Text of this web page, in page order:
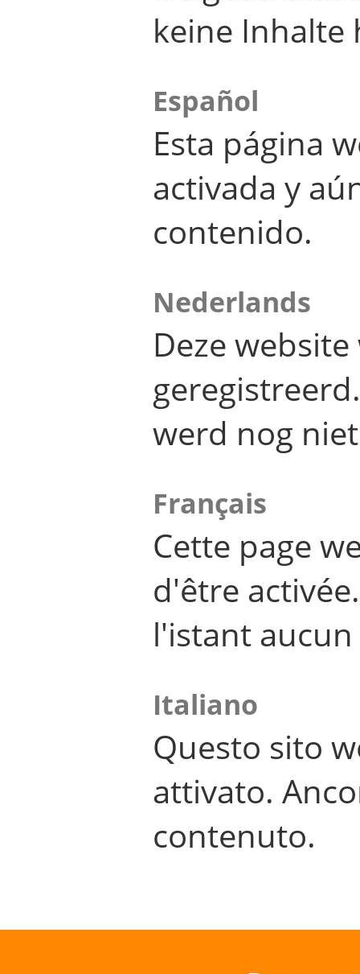
keine Inhalte
Español
Esta página
activada y
contenido.
Nederlands
Deze
werd nog
Français
Cette page
d'être
l'istant
Italiano
Questo sito
attivato.
contenuto.